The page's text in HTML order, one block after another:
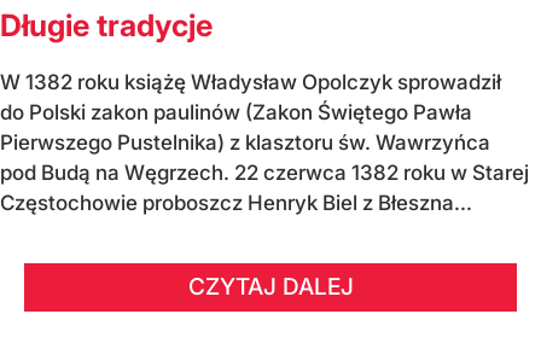
Długie tradycje
W 1382 roku książę Władysław Opolczyk sprowadził
do Polski zakon paulinów (Zakon Świętego Pawła
Pierwszego Pustelnika) z klasztoru św. Wawrzyńca
pod Budą na Węgrzech. 22 czerwca 1382 roku w Starej
Częstochowie proboszcz Henryk Biel z Błeszna...
CZYTAJ DALEJ